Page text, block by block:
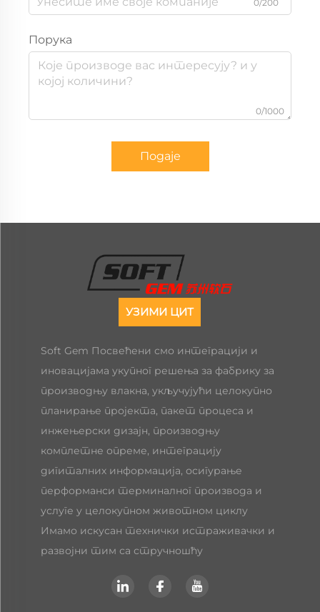
0/200
Порука
0/1000
Подаје
УЗИМИ ЦИТ
Soft Gem Посвећени смо интеграцији и
иновацијама укупног решења за фабрику за
производњу влакна, укључујући целокупно
планирање пројекта, пакет процеса и
инжењерски дизајн, производњу
комплетне опреме, интеграцију
дигиталних информација, осигурање
перформанси терминалног производа и
услуге у целокупном животном циклу
Имамо искусан технички истраживачки и
развојни тим са стручношћу